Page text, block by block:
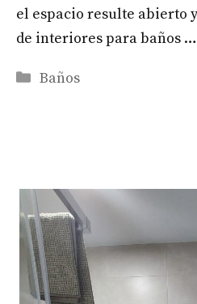
el espacio resulte abierto
de interiores para baños …
Categorías
Baños